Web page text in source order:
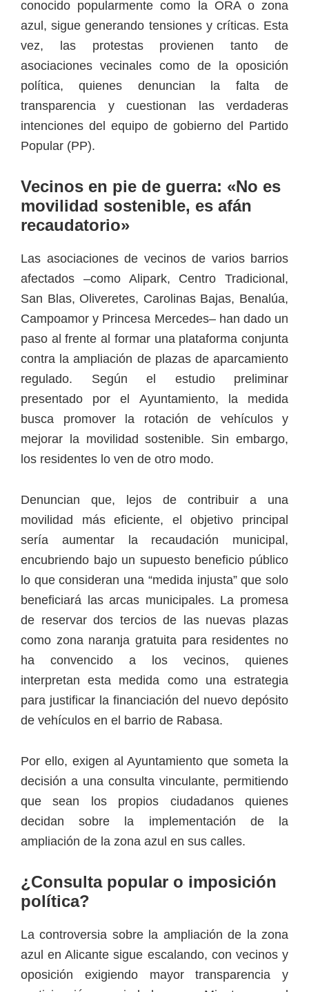
conocido popularmente como la ORA o zona
azul, sigue generando tensiones y críticas. Esta
vez, las protestas provienen tanto de
asociaciones vecinales como de la oposición
política, quienes denuncian la falta de
transparencia y cuestionan las verdaderas
intenciones del equipo de gobierno del Partido
Popular (PP).
Vecinos en pie de guerra: «No es
movilidad sostenible, es afán
recaudatorio»
Las asociaciones de vecinos de varios barrios
afectados –como Alipark, Centro Tradicional,
San Blas, Oliveretes, Carolinas Bajas, Benalúa,
Campoamor y Princesa Mercedes– han dado un
paso al frente al formar una plataforma conjunta
contra la ampliación de plazas de aparcamiento
regulado. Según el estudio preliminar
presentado por el Ayuntamiento, la medida
busca promover la rotación de vehículos y
mejorar la movilidad sostenible. Sin embargo,
los residentes lo ven de otro modo.
Denuncian que, lejos de contribuir a una
movilidad más eficiente, el objetivo principal
sería aumentar la recaudación municipal,
encubriendo bajo un supuesto beneficio público
lo que consideran una “medida injusta” que solo
beneficiará las arcas municipales. La promesa
de reservar dos tercios de las nuevas plazas
como zona naranja gratuita para residentes no
ha convencido a los vecinos, quienes
interpretan esta medida como una estrategia
para justificar la financiación del nuevo depósito
de vehículos en el barrio de Rabasa.
Por ello, exigen al Ayuntamiento que someta la
decisión a una consulta vinculante, permitiendo
que sean los propios ciudadanos quienes
decidan sobre la implementación de la
ampliación de la zona azul en sus calles.
¿Consulta popular o imposición
política?
La controversia sobre la ampliación de la zona
azul en Alicante sigue escalando, con vecinos y
oposición exigiendo mayor transparencia y